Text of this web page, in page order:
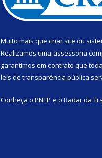
Muito mais que criar site ou
Realizamos uma assessoria
garantimos em contrato que
leis de transparência pública
Conheça o PNTP e o Radar da